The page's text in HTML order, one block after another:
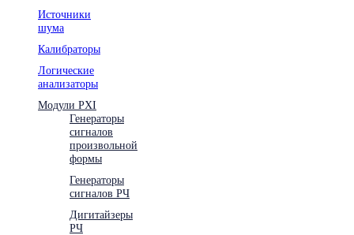
Источники
шума
Калибраторы
Логические
анализаторы
Модули PXI
Генераторы
сигналов
произвольной
формы
Генераторы
сигналов РЧ
Дигитайзеры
РЧ